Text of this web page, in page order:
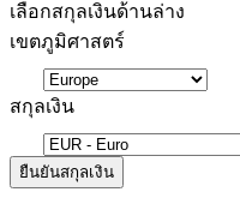
เลือกสกุลเงินด้านล่าง
เขตภูมิศาสตร์
สกุลเงิน
ยืนยันสกุลเงิน